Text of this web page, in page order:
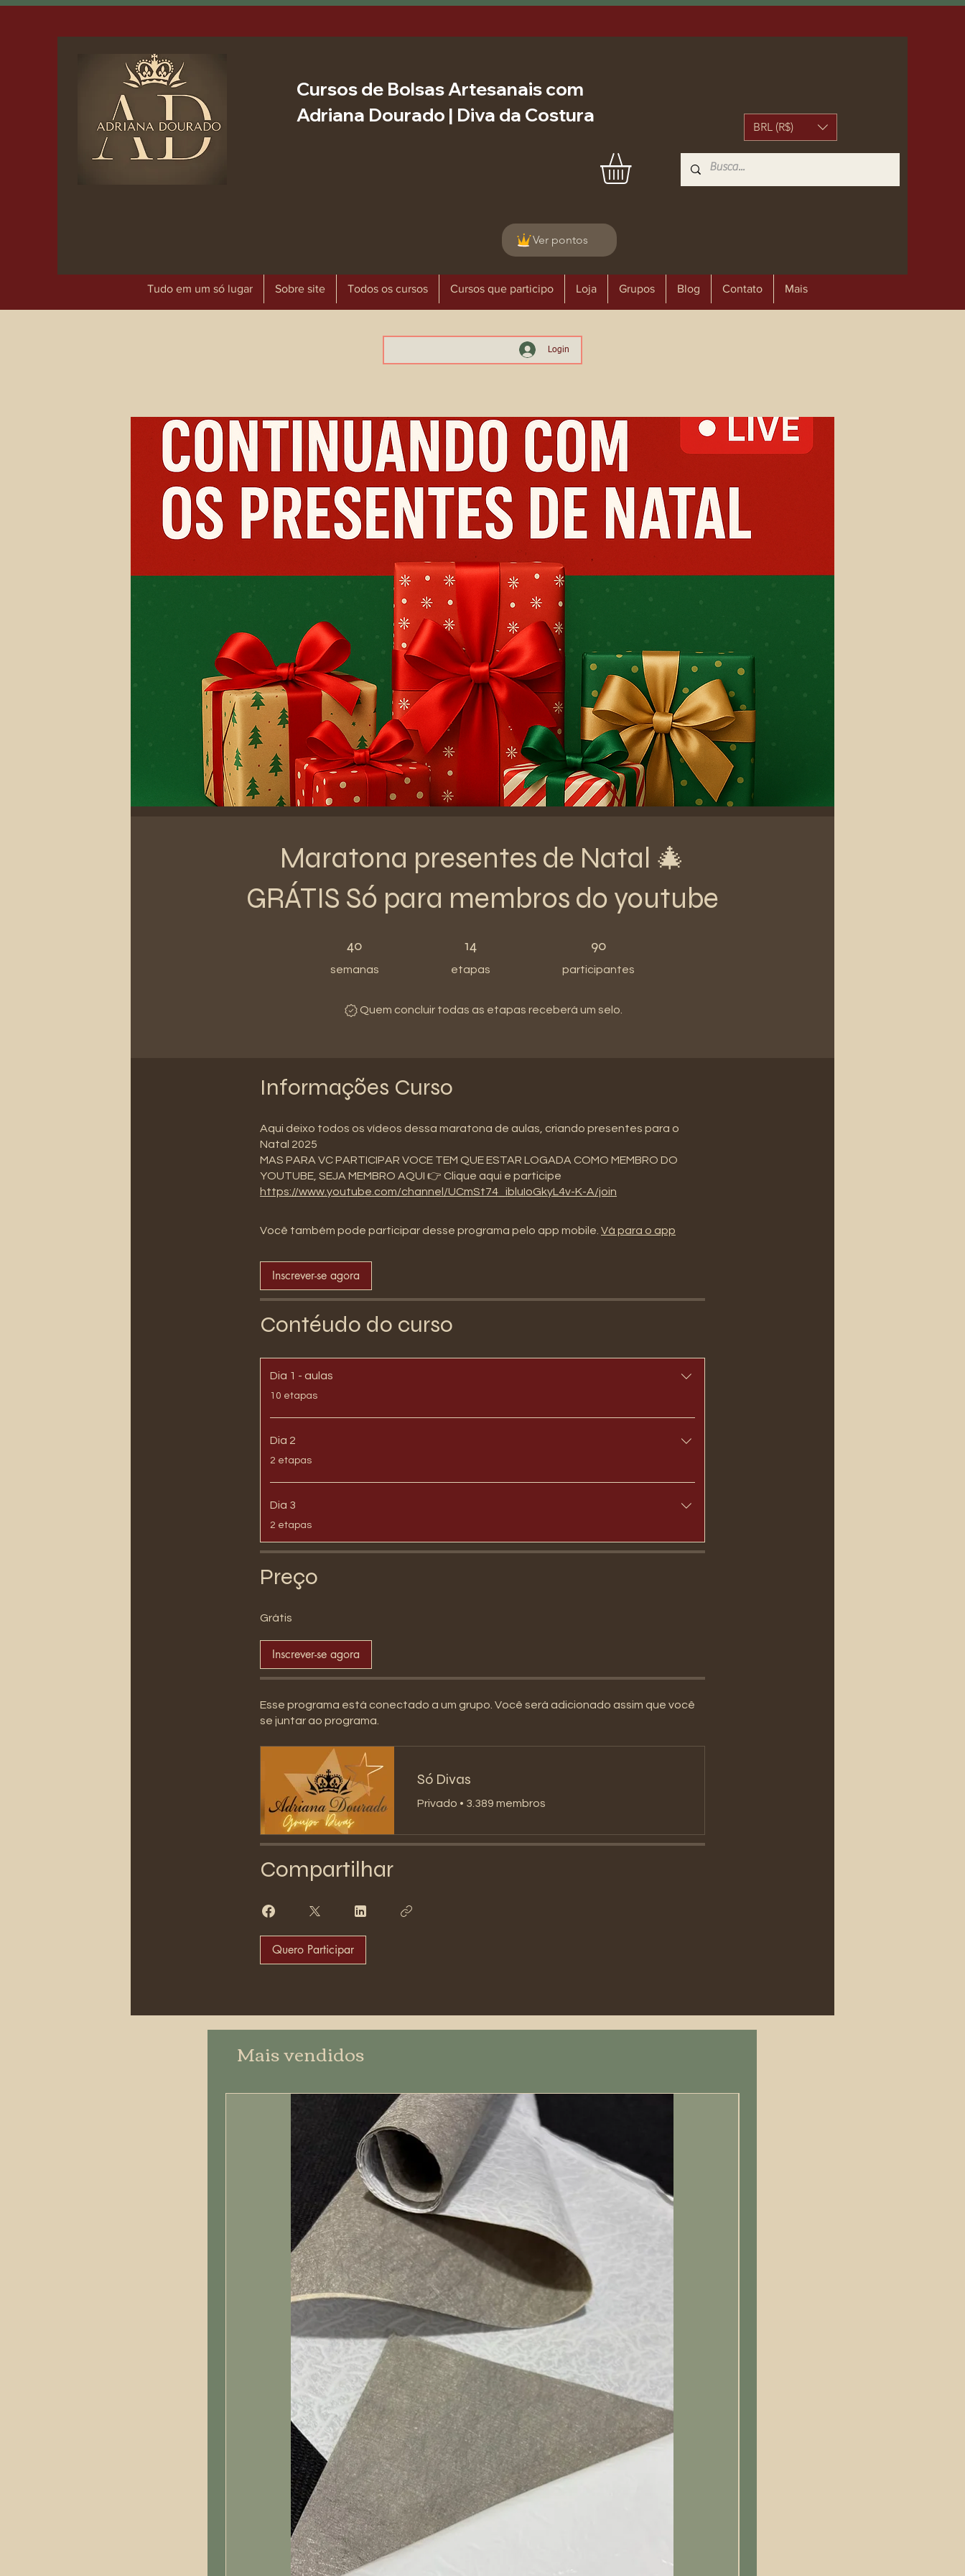
Cursos de Bolsas Artesanais com
Adriana Dourado | Diva da Costura
BRL (R$)
Ver pontos
Tudo em um só lugar Sobre site Todos os cursos Cursos que participo Loja Grupos Blog Contato Mais
Login
Maratona presentes de Natal 🎄
GRÁTIS Só para membros do youtube
40
semanas
14
etapas
90
participantes
Quem concluir todas as etapas receberá um selo.
Informações Curso
Aqui deixo todos os vídeos dessa maratona de aulas, criando presentes para o
Natal 2025
MAS PARA VC PARTICIPAR VOCE TEM QUE ESTAR LOGADA COMO MEMBRO DO
YOUTUBE, SEJA MEMBRO AQUI 👉 Clique aqui e participe
https://www.youtube.com/channel/UCmSt74_ibluIoGkyL4v-K-A/join
Você também pode participar desse programa pelo app mobile. Vá para o app
Inscrever-se agora
Contéudo do curso
Dia 1 - aulas
.10 etapas
Dia 2
.2 etapas
Dia 3
.2 etapas
Preço
Grátis
Inscrever-se agora
Esse programa está conectado a um grupo. Você será adicionado assim que você
se juntar ao programa.
Só Divas
Privado • 3.389 membros
Compartilhar
Quero Participar
Mais vendidos